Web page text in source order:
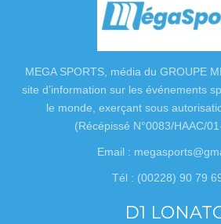
MEGA SPORTS, média du GROUPE
site d’information sur les événements
le monde, exerçant sous
(Récépissé N°0083/HAAC/
Email :
Tél : (00228) 90 79
D1